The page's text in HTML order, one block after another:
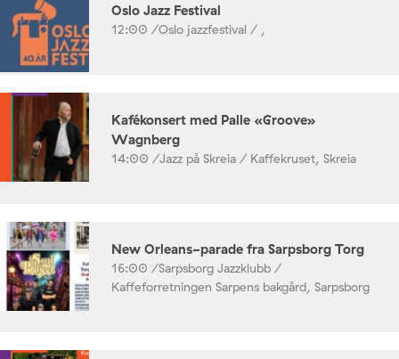
Oslo Jazz Festival
12:00 /Oslo jazzfestival / ,
Kafékonsert med Palle «Groove»
Wagnberg
14:00 /Jazz på Skreia / Kaffekruset, Skreia
New Orleans-parade fra Sarpsborg Torg
16:00 /Sarpsborg Jazzklubb /
Kaffeforretningen Sarpens bakgård, Sarpsborg